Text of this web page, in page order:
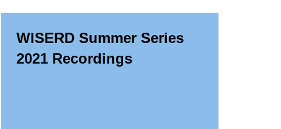
WISERD Summer Series
2021 Recordings